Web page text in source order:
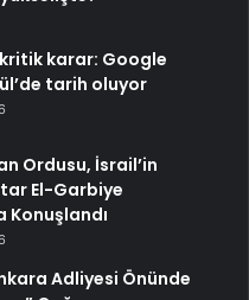
karar: Google
tarih oluyor
Ordusu, İsrail’in
El-Garbiye
Konuşlandı
Adliyesi Önünde